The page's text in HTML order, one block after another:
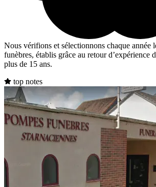
Nous vérifions et sélectionnons chaque année
funèbres, établis grâce au retour d’expérience
plus de 15 ans.
top notes